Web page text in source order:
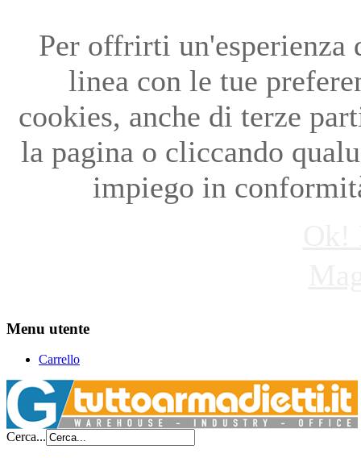
Per offrirti un'esperienza
linea con le tue
cookies, anche di terze
la pagina o cliccando
impiego in
Menu utente
Carrello
Cerca...